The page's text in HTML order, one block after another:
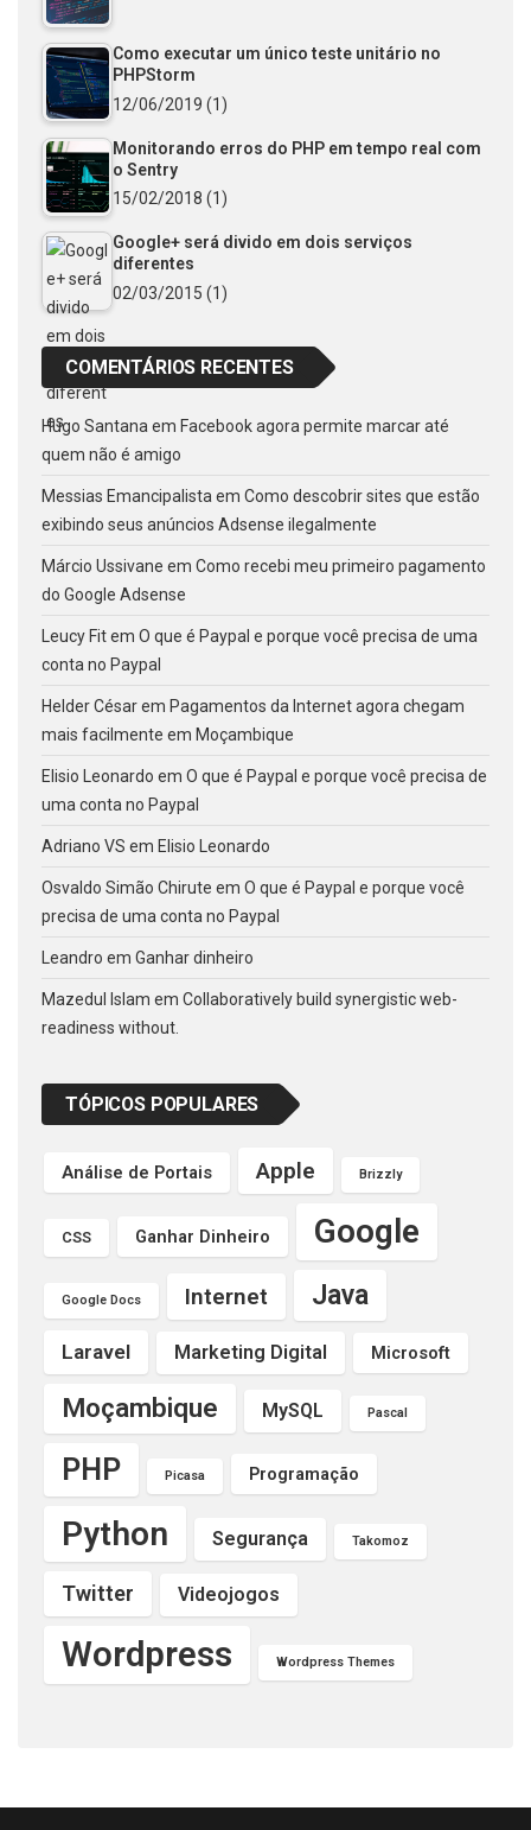
Como executar um único teste unitário no
PHPStorm
12/06/2019 (1)
Monitorando erros do PHP em tempo real com
o Sentry
15/02/2018 (1)
Google+ será divido em dois serviços
diferentes
02/03/2015 (1)
COMENTÁRIOS RECENTES
Hugo Santana em Facebook agora permite marcar até
quem não é amigo
Messias Emancipalista em Como descobrir sites que estão
exibindo seus anúncios Adsense ilegalmente
Márcio Ussivane em Como recebi meu primeiro pagamento
do Google Adsense
Leucy Fitem O que é Paypal e porque você precisa de uma
conta no Paypal
Helder Césarem Pagamentos da Internet agora chegam
mais facilmente em Moçambique
Elisio Leonardo em O que é Paypal e porque você precisa de
uma conta no Paypal
Adriano VS em Elisio Leonardo
Osvaldo Simão Chirute em O que é Paypal e porque você
precisa de uma conta no Paypal
Leandro em Ganhar dinheiro
Mazedul Islam em Collaboratively build synergistic web-
readiness without.
TÓPICOS POPULARES
Análise de Portais Apple Brizzly
CSS Ganhar Dinheiro Google
Google Docs Internet Java
Laravel Marketing Digital Microsoft
Moçambique MySQL Pascal
PHP Picasa Programação
Python Segurança Takomoz
Twitter Videojogos
Wordpress Wordpress Themes